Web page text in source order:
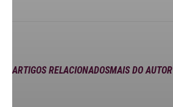
ARTIGOS RELACIONADOSMAIS DO AUTOR